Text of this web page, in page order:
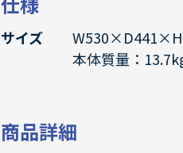
サイズ
本体質量：
商品詳細